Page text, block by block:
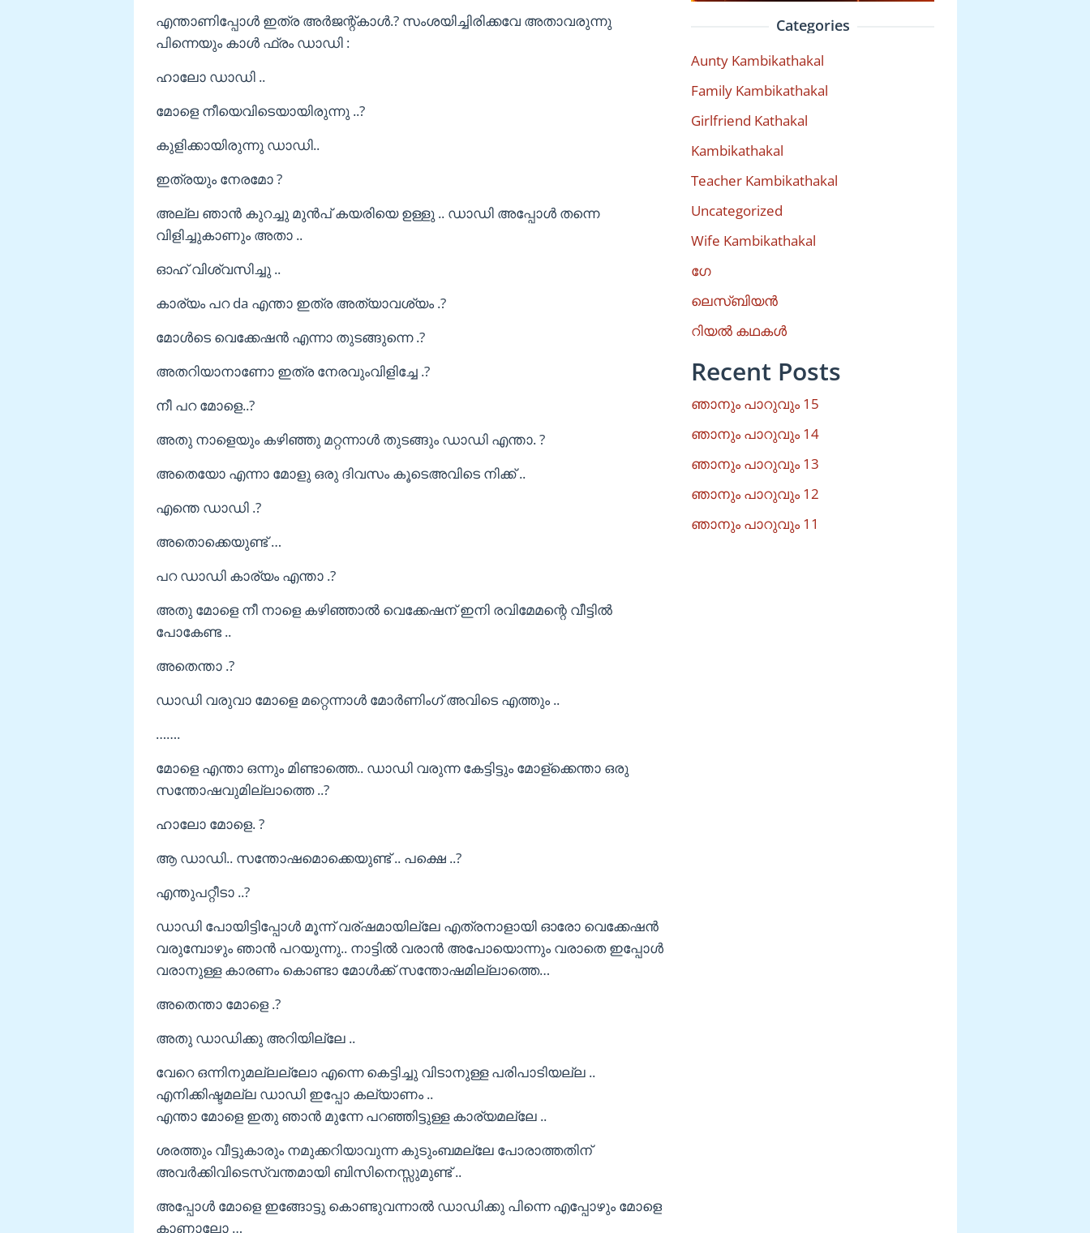
എന്താണിപ്പോൾ ഇത്ര അർജന്റ്കാൾ.? സംശയിച്ചിരിക്കവേ അതാവരുന്നു
പിന്നെയും കാൾ ഫ്രം ഡാഡി :
ഹാലോ ഡാഡി ..
മോളെ നീയെവിടെയായിരുന്നു ..?
കുളിക്കായിരുന്നു ഡാഡി..
ഇത്രയും നേരമോ ?
അല്ല ഞാൻ കുറച്ചു മുൻപ് കയരിയെ ഉള്ളു .. ഡാഡി അപ്പോൾ തന്നെ
വിളിച്ചുകാണും അതാ ..
ഓഹ് വിശ്വസിച്ചു ..
കാര്യം പറ da എന്താ ഇത്ര അത്യാവശ്യം .?
മോൾടെ വെക്കേഷൻ എന്നാ തുടങ്ങുന്നെ .?
അതറിയാനാണോ ഇത്ര നേരവുംവിളിച്ചേ .?
നീ പറ മോളെ..?
അതു നാളെയും കഴിഞ്ഞു മറ്റന്നാൾ തുടങ്ങും ഡാഡി എന്താ. ?
അതെയോ എന്നാ മോളു ഒരു ദിവസം കൂടെഅവിടെ നിക്ക് ..
എന്തെ ഡാഡി .?
അതൊക്കെയുണ്ട് …
പറ ഡാഡി കാര്യം എന്താ .?
അതു മോളെ നീ നാളെ കഴിഞ്ഞാൽ വെക്കേഷന് ഇനി രവിമേമന്റെ വീട്ടിൽ
പോകേണ്ട ..
അതെന്താ .?
ഡാഡി വരുവാ മോളെ മറ്റെന്നാൾ മോർണിംഗ് അവിടെ എത്തും ..
…….
മോളെ എന്താ ഒന്നും മിണ്ടാത്തെ.. ഡാഡി വരുന്ന കേട്ടിട്ടും മോള്ക്കെന്താ ഒരു
സന്തോഷവുമില്ലാത്തെ ..?
ഹാലോ മോളെ. ?
ആ ഡാഡി.. സന്തോഷമൊക്കെയുണ്ട് .. പക്ഷെ ..?
എന്തുപറ്റീടാ ..?
ഡാഡി പോയിട്ടിപ്പോൾ മൂന്ന് വര്ഷമായില്ലേ എത്രനാളായി ഓരോ വെക്കേഷൻ
വരുമ്പോഴും ഞാൻ പറയുന്നു.. നാട്ടിൽ വരാൻ അപോയൊന്നും വരാതെ ഇപ്പോൾ
വരാനുള്ള കാരണം കൊണ്ടാ മോൾക്ക് സന്തോഷമില്ലാത്തെ…
അതെന്താ മോളെ .?
അതു ഡാഡിക്കു അറിയില്ലേ ..
വേറെ ഒന്നിനുമല്ലല്ലോ എന്നെ കെട്ടിച്ചു വിടാനുള്ള പരിപാടിയല്ല ..
എനിക്കിഷ്ടമല്ല ഡാഡി ഇപ്പോ കല്യാണം ..
എന്താ മോളെ ഇതു ഞാൻ മുന്നേ പറഞ്ഞിട്ടുള്ള കാര്യമല്ലേ ..
ശരത്തും വീട്ടുകാരും നമുക്കറിയാവുന്ന കുടുംബമല്ലേ പോരാത്തതിന്
അവർക്കിവിടെസ്വന്തമായി ബിസിനെസ്സുമുണ്ട് ..
അപ്പോൾ മോളെ ഇങ്ങോട്ടു കൊണ്ടുവന്നാൽ ഡാഡിക്കു പിന്നെ എപ്പോഴും മോളെ
കാണാലോ …
Categories
Aunty Kambikathakal
Family Kambikathakal
Girlfriend Kathakal
Kambikathakal
Teacher Kambikathakal
Uncategorized
Wife Kambikathakal
ഗേ
ലെസ്ബിയൻ
റിയൽ കഥകൾ
Recent Posts
ഞാനും പാറുവും 15
ഞാനും പാറുവും 14
ഞാനും പാറുവും 13
ഞാനും പാറുവും 12
ഞാനും പാറുവും 11